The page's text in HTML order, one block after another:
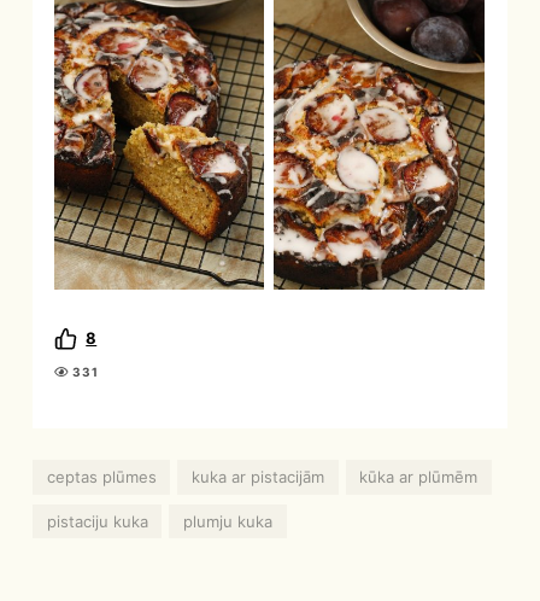
8
331
ceptas plūmes kuka ar pistacijām kūka ar plūmēm
pistaciju kuka plumju kuka